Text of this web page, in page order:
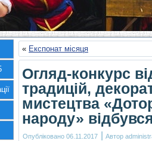
« Експонат місяця
Огляд-конкурс
традицій,
мистецтва
народу»
Опубліковано 06.11.2017 | Автор